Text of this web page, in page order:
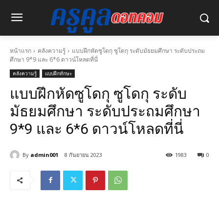
หน้าแรก คลังความรู้
แบบฝึกหัดซูโดกุ ซูโดกุ ระดับมัธยมศึกษา ระดับประถม
ศึกษา 9*9 และ 6*6 ดาวน์โหลดที่นี่
คลังความรู้ แบบฝึกทักษะ
แบบฝึกหัดซูโดกุ ซูโดกุ ระดับ
มัธยมศึกษา ระดับประถมศึกษา
9*9 และ 6*6 ดาวน์โหลดที่นี่
By admin001 8 กันยายน 2023 0
1983